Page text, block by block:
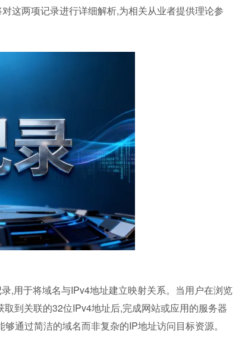
这两项记录进行详细解析,为相关从业者提供理论参
,用于将域名与IPv4地址建立映射关系。当用户在浏览
到关联的32位IPv4地址后,完成网站或应用的服务器
通过简洁的域名而非复杂的IP地址访问目标资源。